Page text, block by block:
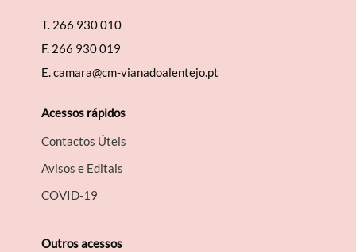
T. 266 930 010
F. 266 930 019
E.camara@cm-vianadoalentejo.pt
Acessos rápidos
Contactos Úteis
Avisos e Editais
COVID-19
Outros acessos